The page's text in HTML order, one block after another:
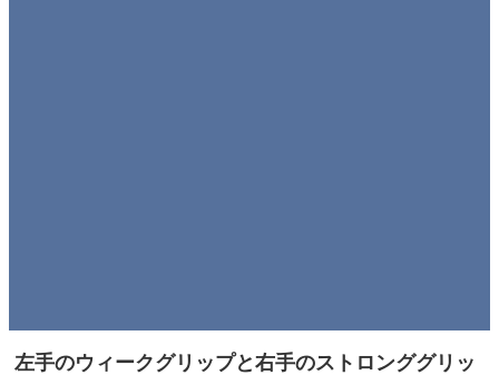
左手のウィークグリップと右手のストロンググリッ